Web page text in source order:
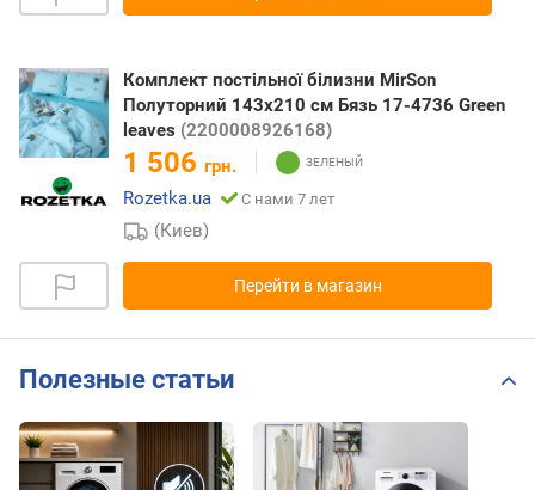
Комплект постільної білизни MirSon
Полуторний 143х210 см Бязь 17-4736 Green
leaves (2200008926168)
1 506 грн.
Rozetka.ua
С нами 7 лет
(Киев)
Перейти в магазин
Полезные статьи